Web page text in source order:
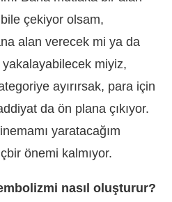
çekiyor olsam,
alan verecek mi ya da
yakalayabilecek miyiz,
ayırırsak, para için
da ön plana çıkıyor.
yaratacağım
önemi kalmıyor.
nasıl oluşturur?